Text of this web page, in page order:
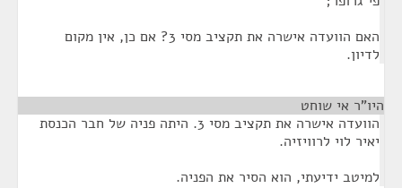
האם הוועדה אישרה את תקציב מסי 3? אם כן, אין מקום
לדיון.
היו"ר אי שוחט
הוועדה אישרה את תקציב מסי 3. היתה פניה של חבר הכנסת
יאיר לוי לרוויזיה.
למיטב ידיעתי, הוא הסיר את הפניה.